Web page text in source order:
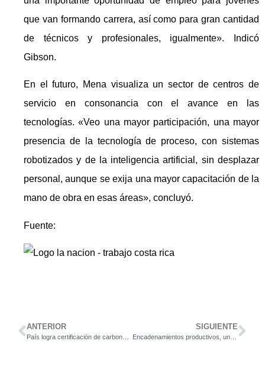
que van formando carrera, así como para gran cantidad
de técnicos y profesionales, igualmente». Indicó
Gibson.
En el futuro, Mena visualiza un sector de centros de
servicio en consonancia con el avance en las
tecnologías. «Veo una mayor participación, una mayor
presencia de la tecnología de proceso, con sistemas
robotizados y de la inteligencia artificial, sin desplazar
personal, aunque se exija una mayor capacitación de la
mano de obra en esas áreas», concluyó.
Fuente:
ANTERIOR
País logra certificación de carbono neutral de su primera zona franca
SIGUIENTE
Encadenamientos productivos, una alternativa sostenible